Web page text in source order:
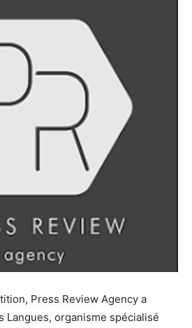
Press Review Agency a
Langues, organisme spécialisé